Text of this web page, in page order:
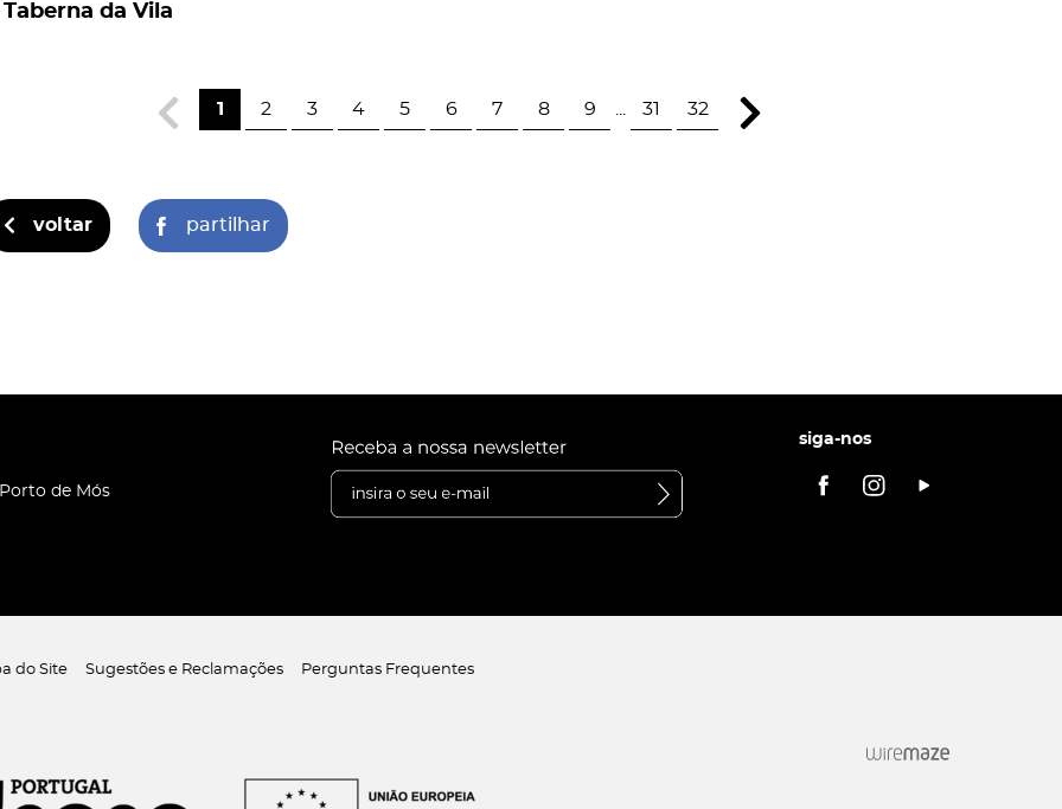
Taberna da Vila
1 2 3 4 5 6 7 8 9 31 32
voltar partilhar
de Mós
siga-nos
do Site Sugestões e Reclamações Perguntas Frequentes